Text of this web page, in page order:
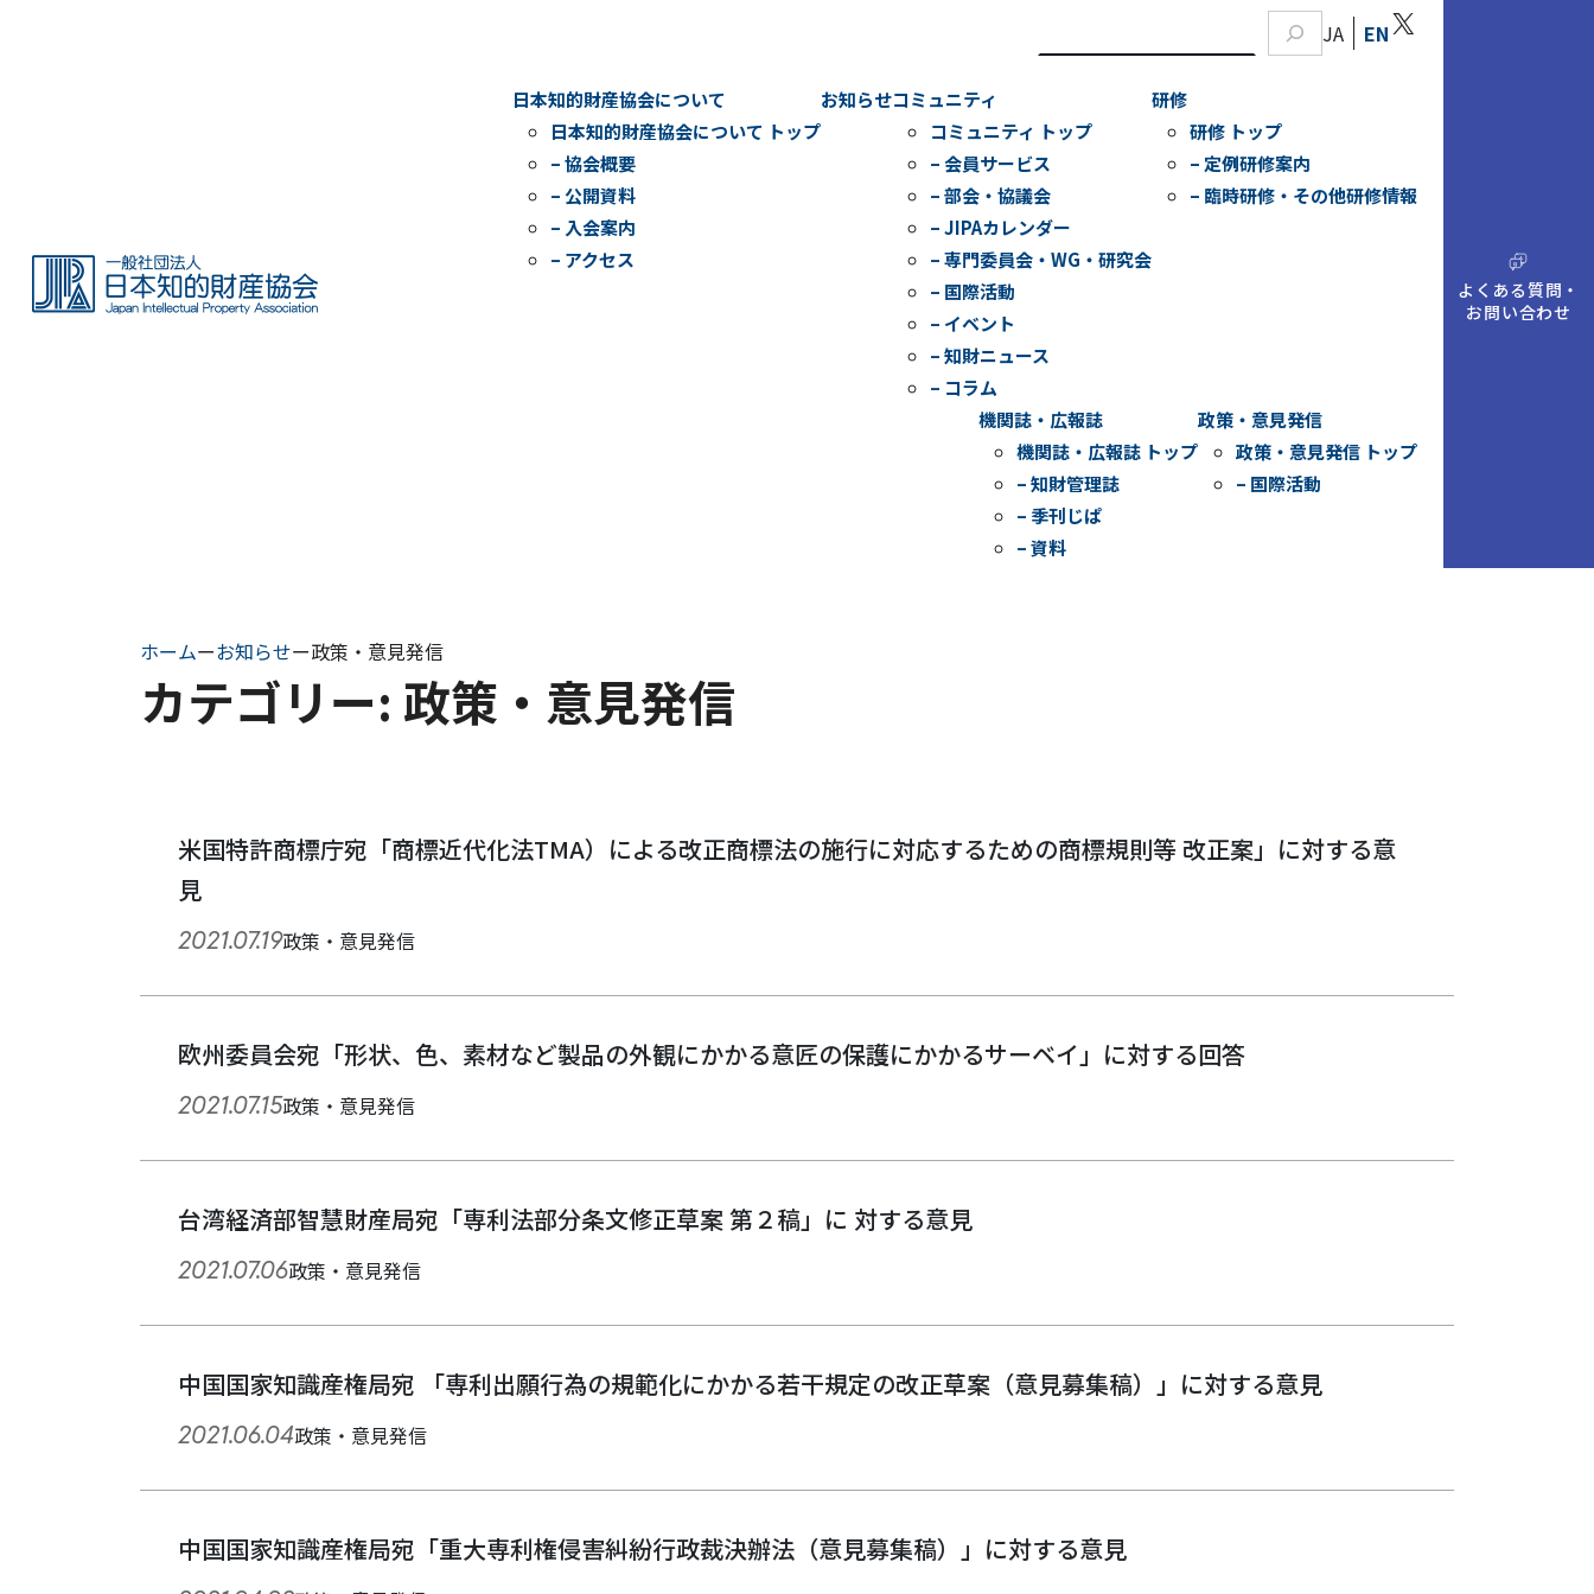
索
JA ENX
日本知的財産協会について
日本知的財産協会について トップ
– 協会概要
– 公開資料
– 入会案内
– アクセス
お知らせコミュニティ
コミュニティ トップ
– 会員サービス
– 部会・協議会
– JIPAカレンダー
– 専門委員会・WG・研究会
– 国際活動
– イベント
– 知財ニュース
– コラム
研修
研修 トップ
– 定例研修案内
– 臨時研修・その他研修情報
機関誌・広報誌
機関誌・広報誌 トップ
– 知財管理誌
– 季刊じぱ
– 資料
政策・意見発信
政策・意見発信 トップ
– 国際活動
A
Q
よくある質問・
お問い合わせ
ホームーお知らせー政策・意見発信
カテゴリー: 政策・意見発信
米国特許商標庁宛「商標近代化法TMA）による改正商標法の施行に対応するための商標規則等 改正案」に対する意
見
2021.07.19政策・意見発信
欧州委員会宛「形状、色、素材など製品の外観にかかる意匠の保護にかかるサーベイ」に対する回答
2021.07.15政策・意見発信
台湾経済部智慧財産局宛「専利法部分条文修正草案 第２稿」に 対する意見
2021.07.06政策・意見発信
中国国家知識産権局宛 「専利出願行為の規範化にかかる若干規定の改正草案（意見募集稿）」に対する意見
2021.06.04政策・意見発信
中国国家知識産権局宛「重大専利権侵害糾紛行政裁決辦法（意見募集稿）」に対する意見